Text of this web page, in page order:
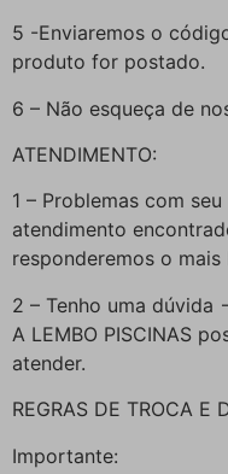
5 -Enviaremos o
produto for postado.
6 – Não esqueça de
ATENDIMENTO:
1 – Problemas com
atendimento
responderemos o
2 – Tenho uma dúvida
A LEMBO PISCINAS
atender.
REGRAS DE TROCA E
Importante: